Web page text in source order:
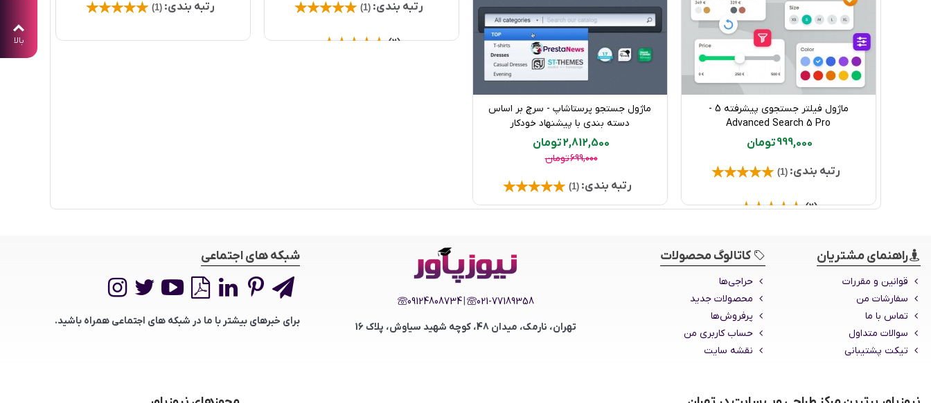
خرید محصول
ماژول فیلتر جستجوی پیشرفته 5 -
Advanced Search 5 Pro
999,000 تومان
رتبه بندی:(1)
(2)
خرید محصول
ماژول جستجو پرستاشاپ - سرچ بر اساس
دسته بندی با پیشنهاد خودکار
2,812,500 تومان
699,000 تومان
رتبه بندی:(1)
رتبه بندی:(1)
(2)
رتبه بندی:(1)
راهنمای مشتریان
قوانین و مقررات
سفارشات من
تماس با ما
سوالات متداول
تیکت پشتیبانی
کاتالوگ محصولات
حراجی‌ها
محصولات جدید
پرفروش‌ها
حساب کاربری من
نقشه سایت
021-77189358
09124808734
تهران، نارمک، میدان 48، کوچه شهید سیاوش، پلاک 16
شبکه های اجتماعی
برای خبرهای بیشتر با ما در شبکه های اجتماعی همراه باشید.
بالا